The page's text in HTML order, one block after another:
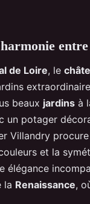
de Loire, le
beaux jardins à
un potager
Villandry
et la
élégance
la Renaissance,